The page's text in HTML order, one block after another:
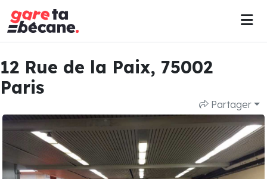
12 Rue de la Paix, 75002
Paris
Partager